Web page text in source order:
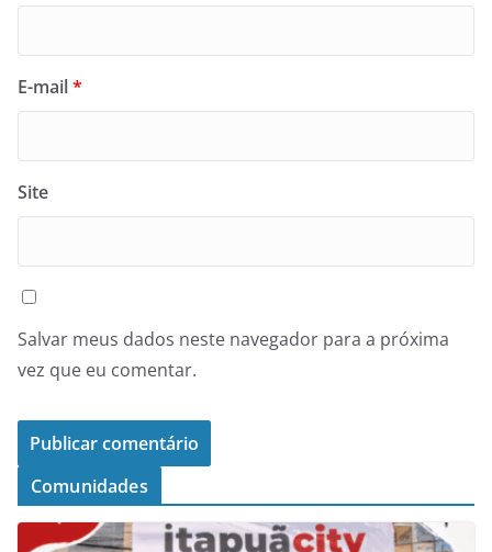
E-mail*
Site
Salvar meus dados neste navegador para a próxima
vez que eu comentar.
Comunidades